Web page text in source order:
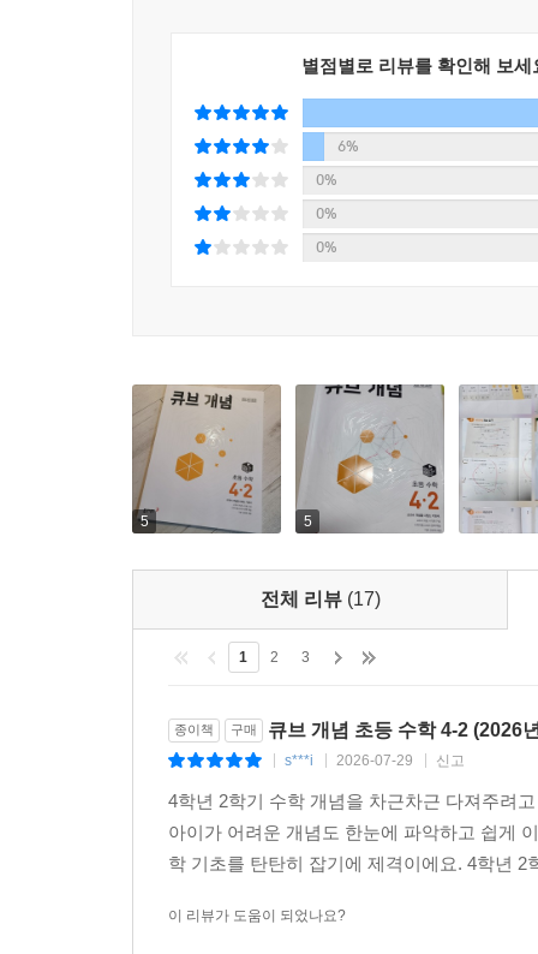
별점별로 리뷰를 확인해 보세
6%
0%
0%
0%
5 5
전체 리뷰 (17)
1 2 3
종이책 구매 큐브 개념 초등 수학 4-2 (2026
s***i 2026-07-29 신고
4학년 2학기 수학 개념을 차근차근 다져주려
아이가 어려운 개념도 한눈에 파악하고 쉽게
학 기초를 탄탄히 잡기에 제격이에요. 4학년
이 리뷰가 도움이 되었나요?